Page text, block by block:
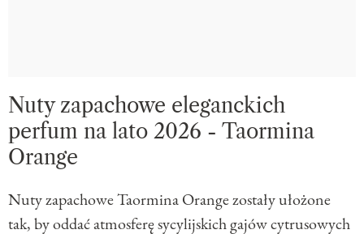
Nuty zapachowe eleganckich
perfum na lato 2026 - Taormina
Orange
Nuty zapachowe Taormina Orange zostały ułożone
tak, by oddać atmosferę sycylijskich gajów cytrusowych